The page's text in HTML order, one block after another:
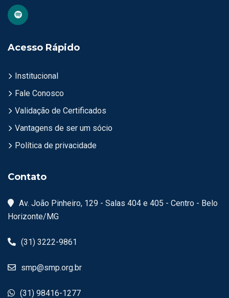
Acesso Rápido
Institucional
Fale Conosco
Validação de Certificados
Vantagens de ser um sócio
Política de privacidade
Contato
Av. João Pinheiro, 129 - Salas 404 e 405 - Centro - Belo
Horizonte/MG
(31) 3222-9861
smp@smp.org.br
(31) 98416-1277